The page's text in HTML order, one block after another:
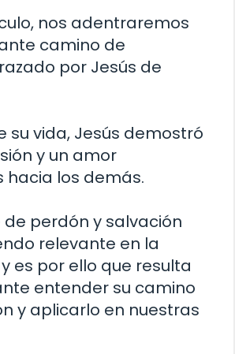
nos adentraremos
camino de
por Jesús de
su vida, Jesús demostró
y un amor
hacia los demás.
de perdón y salvación
relevante en la
es por ello que resulta
entender su camino
y aplicarlo en nuestras